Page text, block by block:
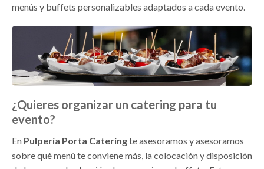
menús y buffets personalizables adaptados a cada evento.
¿Quieres organizar un catering para tu
evento?
En Pulpería Porta Cateringte asesoramos y asesoramos
sobre qué menú te conviene más, la colocación y disposición